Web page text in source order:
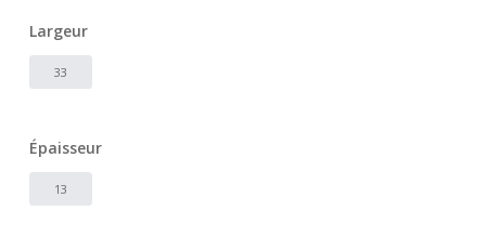
Largeur
33
Épaisseur
13